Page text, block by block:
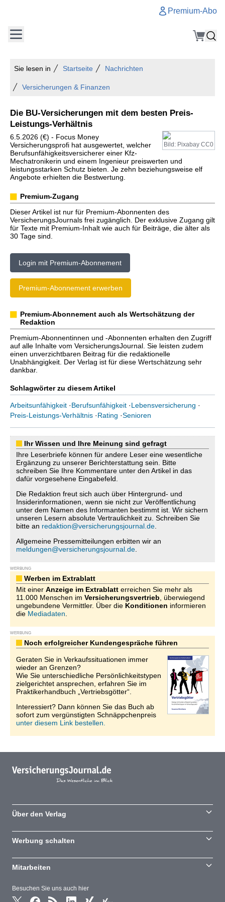
Premium-Abo
Sie lesen in Startseite Nachrichten
Versicherungen & Finanzen
Die BU-Versicherungen mit dem besten Preis-
Leistungs-Verhältnis
Bild: Pixabay CC0
6.5.2026 (€) - Focus Money
Versicherungsprofi hat ausgewertet, welcher
Berufsunfähigkeitsversicherer einer Kfz-
Mechatronikerin und einem Ingenieur preiswerten und
leistungsstarken Schutz bieten. Je zehn beziehungsweise elf
Angebote erhielten die Bestwertung.
Premium-Zugang
Dieser Artikel ist nur für Premium-Abonnenten des
VersicherungsJournals frei zugänglich. Der exklusive Zugang gilt
für Texte mit Premium-Inhalt wie auch für Beiträge, die älter als
30 Tage sind.
Login mit Premium-Abonnement
Premium-Abonnement erwerben
Premium-Abonnement auch als Wertschätzung der
Redaktion
Premium-Abonnentinnen und -Abonnenten erhalten den Zugriff
auf alle Inhalte vom VersicherungsJournal. Sie leisten zudem
einen unverzichtbaren Beitrag für die redaktionelle
Unabhängigkeit. Der Verlag ist für diese Wertschätzung sehr
dankbar.
Schlagwörter zu diesem Artikel
Arbeitsunfähigkeit ·Berufsunfähigkeit ·Lebensversicherung ·
Preis-Leistungs-Verhältnis ·Rating ·Senioren
Ihr Wissen und Ihre Meinung sind gefragt
Ihre Leserbriefe können für andere Leser eine wesentliche
Ergänzung zu unserer Berichterstattung sein. Bitte
schreiben Sie Ihre Kommentare unter den Artikel in das
dafür vorgesehene Eingabefeld.
Die Redaktion freut sich auch über Hintergrund- und
Insiderinformationen, wenn sie nicht zur Veröffentlichung
unter dem Namen des Informanten bestimmt ist. Wir sichern
unseren Lesern absolute Vertraulichkeit zu. Schreiben Sie
bitte an redaktion@versicherungsjournal.de
Allgemeine Pressemitteilungen erbitten wir an
meldungen@versicherungsjournal.de
WERBUNG
Werben im Extrablatt
Mit einer Anzeige im Extrablatt erreichen Sie mehr als
11.000 Menschen im Versicherungsvertrieb , überwiegend
ungebundene Vermittler. Über die Konditionen informieren
die Mediadaten
WERBUNG
Noch erfolgreicher Kundengespräche führen
Geraten Sie in Verkaufssituationen immer
wieder an Grenzen?
Wie Sie unterschiedliche Persönlichkeitstypen
zielgerichtet ansprechen, erfahren Sie im
Praktikerhandbuch „Vertriebsgötter“.
Interessiert? Dann können Sie das Buch ab
sofort zum vergünstigten Schnäppchenpreis
unter diesem Link bestellen.
Besuchen Sie uns auch hier
Über den Verlag
Werbung schalten
Mitarbeiten